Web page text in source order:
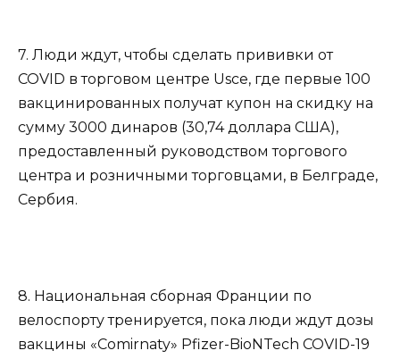
7. Люди ждут, чтобы сделать прививки от
COVID в торговом центре Usce, где первые 100
вакцинированных получат купон на скидку на
сумму 3000 динаров (30,74 доллара США),
предоставленный руководством торгового
центра и розничными торговцами, в Белграде,
Сербия.
8. Национальная сборная Франции по
велоспорту тренируется, пока люди ждут дозы
вакцины «Comirnaty» Pfizer-BioNTech COVID-19